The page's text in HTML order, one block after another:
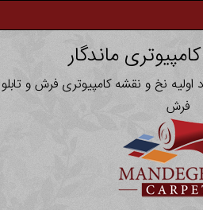
ماندگار
اولیه نخ و نقشه کامپیوتری فرش و تابلو
فرش